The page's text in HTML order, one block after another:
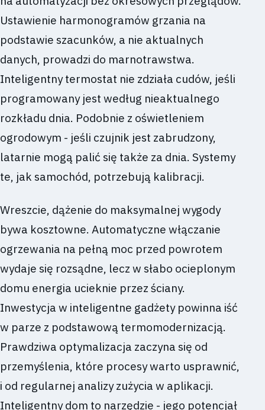
Ustawienie harmonogramów grzania na
podstawie szacunków, a nie aktualnych
danych, prowadzi do marnotrawstwa.
Inteligentny termostat nie zdziała cudów, jeśli
programowany jest według nieaktualnego
rozkładu dnia. Podobnie z oświetleniem
ogrodowym - jeśli czujnik jest zabrudzony,
latarnie mogą palić się także za dnia. Systemy
te, jak samochód, potrzebują kalibracji.
Wreszcie, dążenie do maksymalnej wygody
bywa kosztowne. Automatyczne włączanie
ogrzewania na pełną moc przed powrotem
wydaje się rozsądne, lecz w słabo ocieplonym
domu energia ucieknie przez ściany.
Inwestycja w inteligentne gadżety powinna iść
w parze z podstawową termomodernizacją.
Prawdziwa optymalizacja zaczyna się od
przemyślenia, które procesy warto usprawnić,
i od regularnej analizy zużycia w aplikacji.
Inteligentny dom to narzędzie - jego potencjał